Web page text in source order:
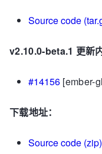
Source code
v2.10.0-beta.1 更新内
#14156 [ember-
下载地址：
Source code (zip)